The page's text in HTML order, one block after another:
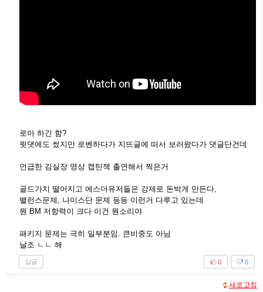
로아 하긴 함?
윗댓에도 썼지만 로벤하다가 지뜨글에 떠서 보러왔다가 댓글단건데
언급한 김실장 영상 캡틴잭 출연해서 찍은거
골드가치 떨어지고 에스더유저들은 강제로 돈박게 만든다,
밸런스문제, 나이스단 문제 등등 이런거 다루고 있는데
뭔 BM 저항력이 크다 이건 뭔소리야
패키지 문제는 극히 일부분임. 큰비중도 아님
날조 ㄴㄴ 해
답글 0
0
새로고침